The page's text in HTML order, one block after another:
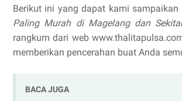
Berikut ini yang dapat kami sampaikan
Paling Murah di Magelang dan
rangkum dari web
memberikan pencerahan buat Anda
BACA JUGA